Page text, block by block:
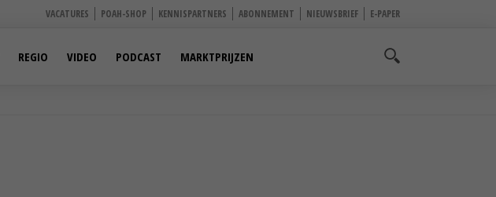
VACATURES POAH-SHOP KENNISPARTNERS ABONNEMENT NIEUWSBRIEF E-PAPER
REGIO VIDEO PODCAST MARKTPRIJZEN